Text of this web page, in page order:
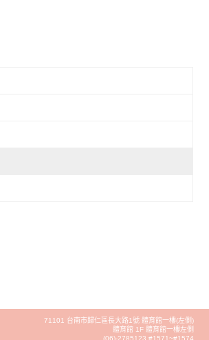
71101 台南市歸仁區長大路1號 體育館一樓(左側)
體育館 1F 體育館一樓左側